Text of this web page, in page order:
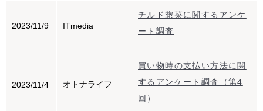
2023/11/9 ITmedia
チルド惣菜に関するアンケ
ート調査
2023/11/4 オトナライフ
買い物時の支払い方法に関
するアンケート調査（第4
回）